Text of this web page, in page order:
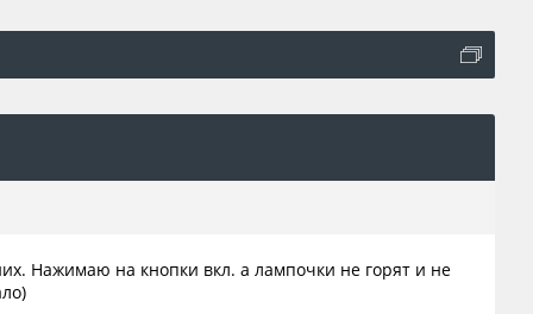
Нажимаю на кнопки вкл. а лампочки не горят и не